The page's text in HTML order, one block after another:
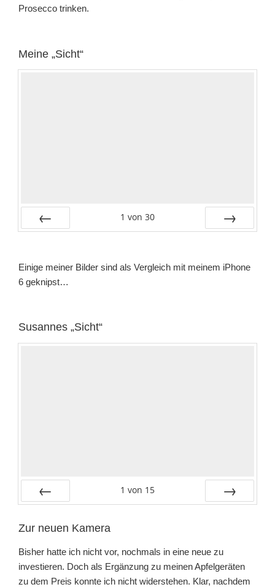
Prosecco trinken.
Meine „Sicht“
1 von 30
Einige meiner Bilder sind als Vergleich mit meinem iPhone
6 geknipst…
Susannes „Sicht“
1 von 15
Zur neuen Kamera
Bisher hatte ich nicht vor, nochmals in eine neue zu
investieren. Doch als Ergänzung zu meinen Apfelgeräten
zu dem Preis konnte ich nicht widerstehen. Klar, nachdem